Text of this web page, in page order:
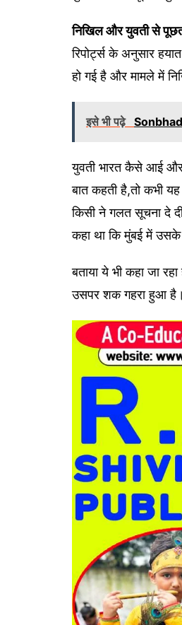
निखिल और युवती से
रिपोर्ट्स के अनुसार
हो गई है और मामले में
इसे भी पढ़े
युवती भारत कैसे आई और
बात कहती है,तो कभी
किसी ने गलत सूचना दे
कहा था कि मुंबई में उसके
बताया ये भी कहा जा
उसपर शक गहरा हुआ है।